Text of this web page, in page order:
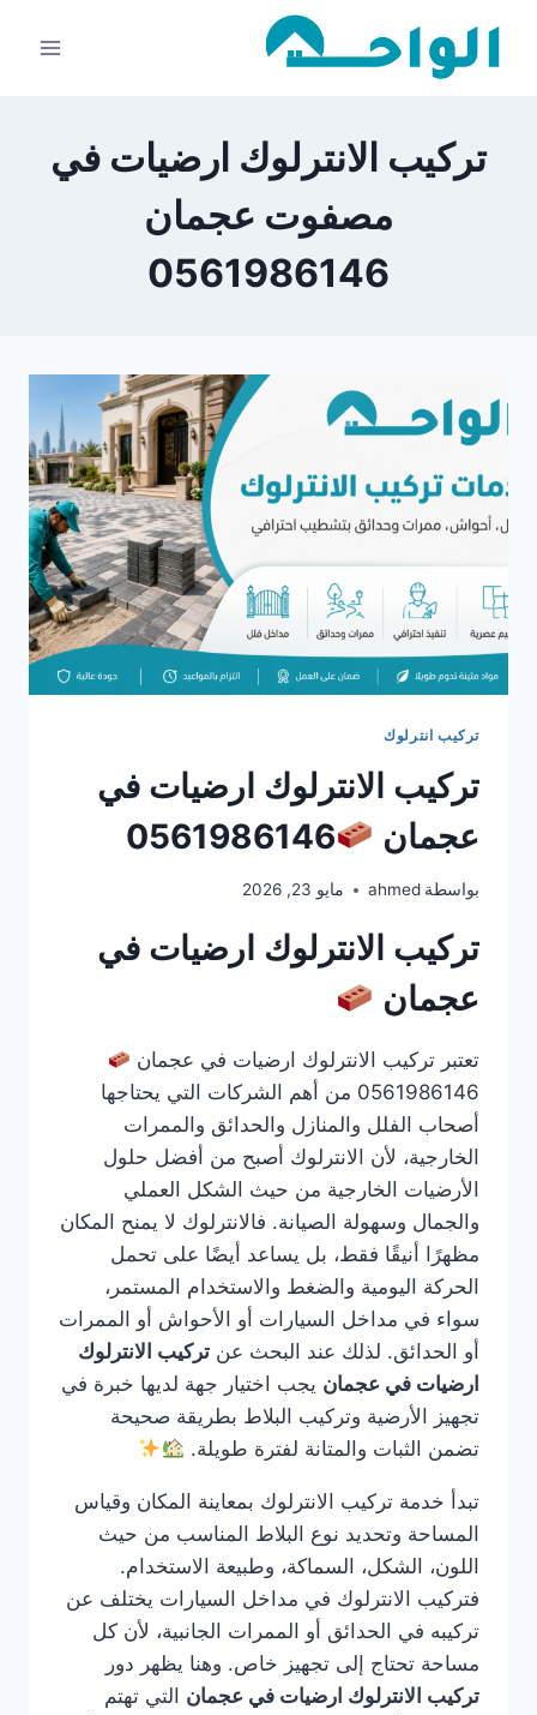
تركيب الانترلوك ارضيات في
مصفوت عجمان
0561986146
تركيب انترلوك
تركيب الانترلوك ارضيات في
عجمان
0561986146
بواسطة ahmed مايو 23, 2026
تركيب الانترلوك ارضيات في
عجمان
تعتبر تركيب الانترلوك ارضيات في عجمان
0561986146 من أهم الشركات التي يحتاجها
أصحاب الفلل والمنازل والحدائق والممرات
الخارجية، لأن الانترلوك أصبح من أفضل حلول
الأرضيات الخارجية من حيث الشكل العملي
والجمال وسهولة الصيانة. فالانترلوك لا يمنح المكان
مظهرًا أنيقًا فقط، بل يساعد أيضًا على تحمل
الحركة اليومية والضغط والاستخدام المستمر،
سواء في مداخل السيارات أو الأحواش أو الممرات
أو الحدائق. لذلك عند البحث عن تركيب الانترلوك
ارضيات في عجمان يجب اختيار جهة لديها خبرة في
تجهيز الأرضية وتركيب البلاط بطريقة صحيحة
تضمن الثبات والمتانة لفترة طويلة.
تبدأ خدمة تركيب الانترلوك بمعاينة المكان وقياس
المساحة وتحديد نوع البلاط المناسب من حيث
اللون، الشكل، السماكة، وطبيعة الاستخدام.
فتركيب الانترلوك في مداخل السيارات يختلف عن
تركيبه في الحدائق أو الممرات الجانبية، لأن كل
مساحة تحتاج إلى تجهيز خاص. وهنا يظهر دور
تركيب الانترلوك ارضيات في عجمان التي تهتم